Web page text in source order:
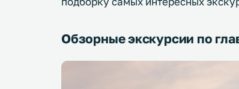
Обзорные экскурсии по